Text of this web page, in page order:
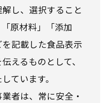
し、選択すること
原材料」「添加
記載した食品表示
えるものとして、
ています。
者は、常に安全・